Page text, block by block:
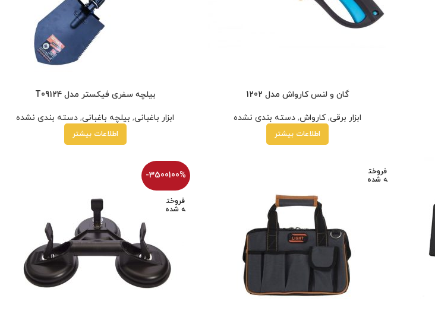
گان و لنس کارواش مدل 1202
ابزار برقی,کارواش,دسته بندی نشده
اطلاعات بیشتر
بیلچه سفری فیکستر مدل T09124
ابزار باغبانی, بیلچه باغبانی, دسته بندی نشده
اطلاعات بیشتر
فروخت
ه شده
-3500100%
فروخت
ه شده